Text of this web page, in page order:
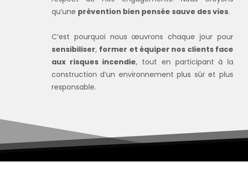
qu’une prévention bien pensée sauve des vies.
C’est pourquoi nous œuvrons chaque jour pour
sensibiliser, former et équiper nos clients face
aux risques incendie, tout en participant à la
construction d’un environnement plus sûr et plus
responsable.